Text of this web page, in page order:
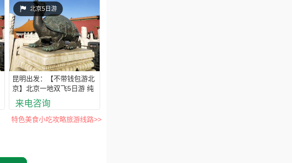
北京5日游
昆明出发：【不带钱包游北
京】北京一地双飞5日游 纯
玩0自费0购物0景交
来电咨询
特色美食小吃攻略旅游线路>>